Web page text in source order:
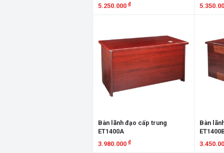
5.250.000 ₫
Bàn lãnh đạo cấp trung
ET1400A
3.980.000 ₫
Bàn